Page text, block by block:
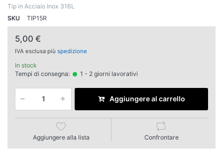
Tip in Acciaio Inox 316L
SKU
TIP15R
5,00 €
IVA esclusa più spedizione
In stock
Tempi di consegna:
1 - 2 giorni lavorativi
Aggiungere al carrello
Aggiungere alla lista Confrontare